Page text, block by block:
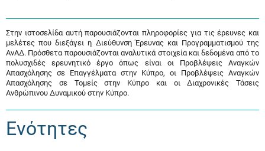
Στην ιστοσελίδα αυτή παρουσιάζονται πληροφορίες για τις έρευνες και
μελέτες που διεξάγει η Διεύθυνση Έρευνας και Προγραμματισμού της
ΑνΑΔ. Πρόσθετα παρουσιάζονται αναλυτικά στοιχεία και δεδομένα από το
πολυσχιδές ερευνητικό έργο όπως είναι οι Προβλέψεις Αναγκών
Απασχόλησης σε Επαγγέλματα στην Κύπρο, οι Προβλέψεις Αναγκών
Απασχόλησης σε Τομείς στην Κύπρο και οι Διαχρονικές Τάσεις
Ανθρώπινου Δυναμικού στην Κύπρο.
Ενότητες